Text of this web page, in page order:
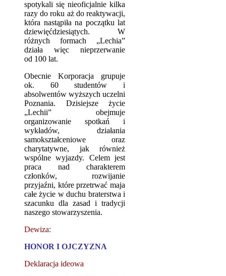
spotykali się nieoficjalnie kilka
razy do roku aż do reaktywacji,
która nastąpiła na początku lat
dziewięćdziesiątych. W
różnych formach „Lechia”
działa więc nieprzerwanie
od 100 lat.
Obecnie Korporacja grupuje
ok. 60 studentów i
absolwentów wyższych uczelni
Poznania. Dzisiejsze życie
„Lechii” obejmuje
organizowanie spotkań i
wykładów, działania
samokształceniowe oraz
charytatywne, jak również
wspólne wyjazdy. Celem jest
praca nad charakterem
członków, rozwijanie
przyjaźni, które przetrwać maja
całe życie w duchu braterstwa i
szacunku dla zasad i tradycji
naszego stowarzyszenia.
Dewiza:
HONOR I OJCZYZNA
Deklaracja ideowa